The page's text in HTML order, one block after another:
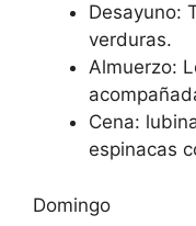
Desayuno:
verduras.
Almuerzo:
Cena:
espinacas
Domingo